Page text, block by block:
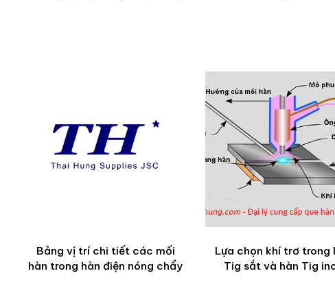
Bảng vị trí chi tiết các mối
hàn trong hàn điện nóng chẩy
Lựa chọn khí trơ trong
Tig sắt và hàn Tig